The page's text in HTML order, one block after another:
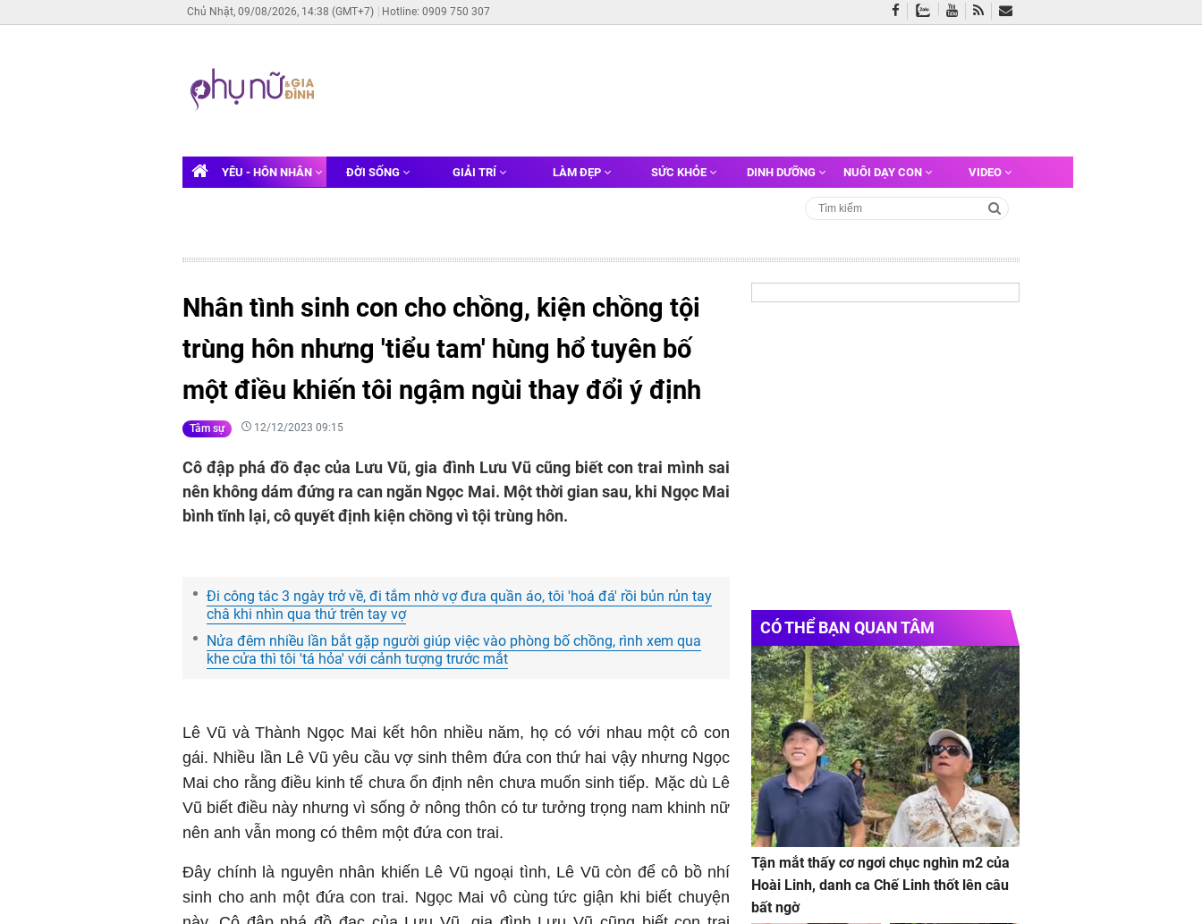
Chủ Nhật, 09/08/2026, 14:38 (GMT+7) Hotline: 0909 750 307
YÊU - HÔN NHÂN ĐỜI SỐNG GIẢI TRÍ LÀM ĐẸP SỨC KHỎE DINH DƯỠNG NUÔI DẠY CON VIDEO
Nhân tình sinh con cho chồng, kiện chồng tội
trùng hôn nhưng 'tiểu tam' hùng hổ tuyên bố
một điều khiến tôi ngậm ngùi thay đổi ý định
Tâm sự 12/12/2023 09:15
Cô đập phá đồ đạc của Lưu Vũ, gia đình Lưu Vũ cũng biết con trai mình sai
nên không dám đứng ra can ngăn Ngọc Mai. Một thời gian sau, khi Ngọc Mai
bình tĩnh lại, cô quyết định kiện chồng vì tội trùng hôn.
Đi công tác 3 ngày trở về, đi tắm nhờ vợ đưa quần áo, tôi 'hoá đá' rồi bủn rủn tay
châ khi nhìn qua thứ trên tay vợ
Nửa đêm nhiều lần bắt gặp người giúp việc vào phòng bố chồng, rình xem qua
khe cửa thì tôi 'tá hỏa' với cảnh tượng trước mắt
Lê Vũ và Thành Ngọc Mai kết hôn nhiều năm, họ có với nhau một cô con
gái. Nhiều lần Lê Vũ yêu cầu vợ sinh thêm đứa con thứ hai vậy nhưng Ngọc
Mai cho rằng điều kinh tế chưa ổn định nên chưa muốn sinh tiếp. Mặc dù Lê
Vũ biết điều này nhưng vì sống ở nông thôn có tư tưởng trọng nam khinh nữ
nên anh vẫn mong có thêm một đứa con trai.
Đây chính là nguyên nhân khiến Lê Vũ ngoại tình, Lê Vũ còn để cô bồ nhí
sinh cho anh một đứa con trai. Ngọc Mai vô cùng tức giận khi biết chuyện
CÓ THỂ BẠN QUAN TÂM
Tận mắt thấy cơ ngơi chục nghìn m2 của
Hoài Linh, danh ca Chế Linh thốt lên câu
bất ngờ